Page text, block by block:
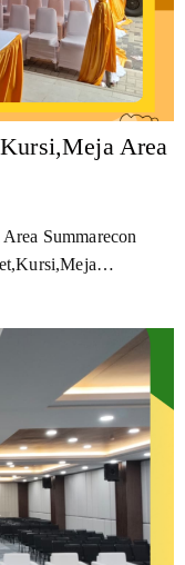
Area
Summarecon